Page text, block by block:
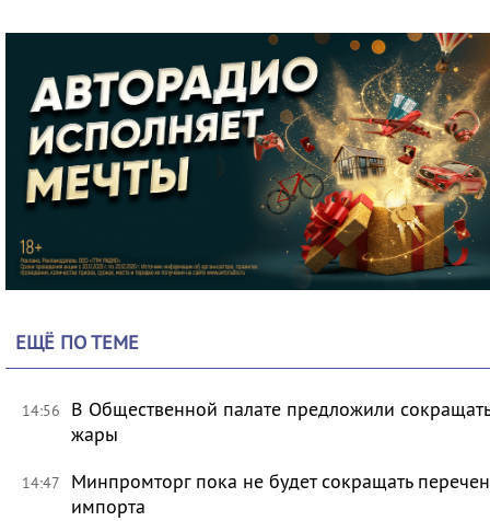
ЕЩЁ ПО ТЕМЕ
14:56
В Общественной палате предложили
жары
14:47
Минпромторг пока не будет сокращать
импорта